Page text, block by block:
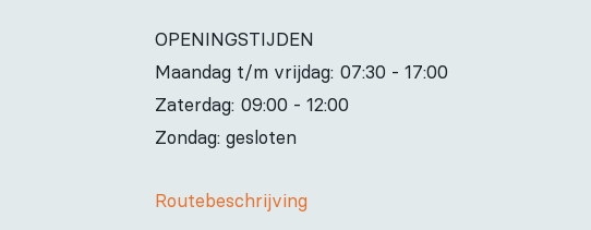
OPENINGSTIJDEN
Maandag t/m vrijdag: 07:30 - 17:00
Zaterdag: 09:00 - 12:00
Zondag: gesloten
Routebeschrijving